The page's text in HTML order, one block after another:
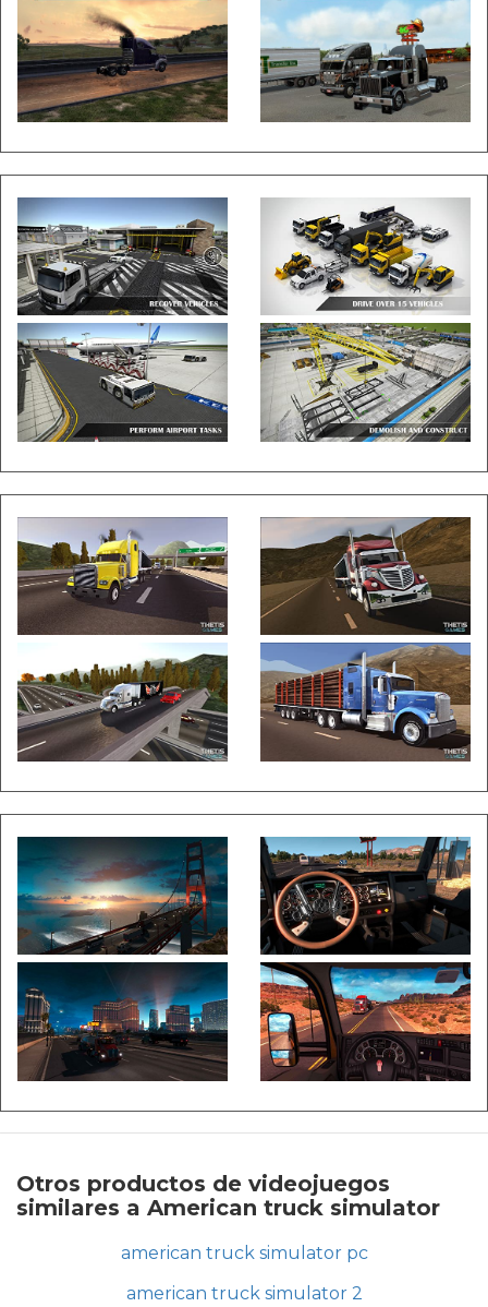
Otros productos de videojuegos
similares a American truck simulator
american truck simulator pc
american truck simulator 2